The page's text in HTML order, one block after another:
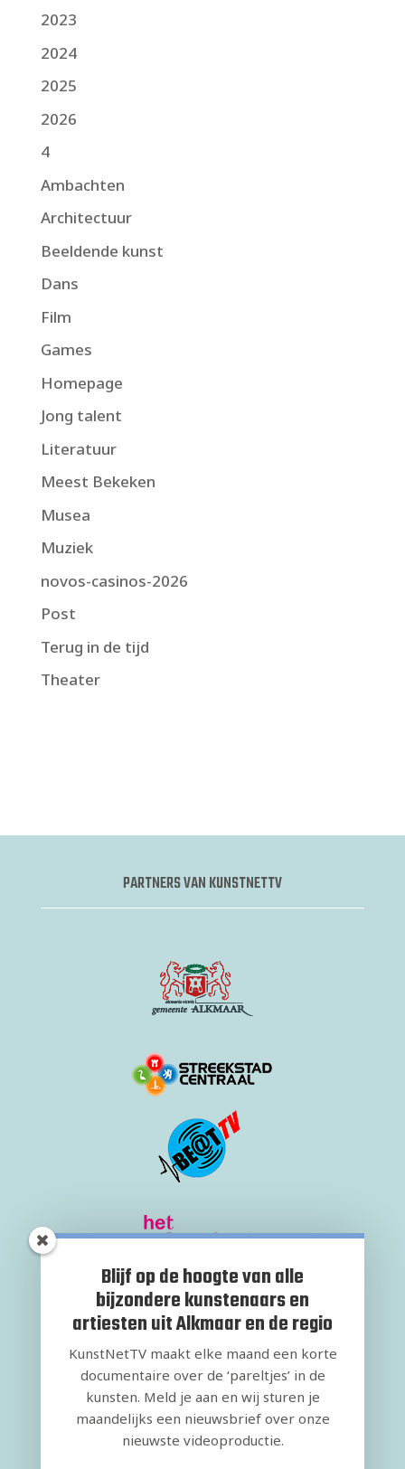
2023
2024
2025
2026
4
Ambachten
Architectuur
Beeldende kunst
Dans
Film
Games
Homepage
Jong talent
Literatuur
Meest Bekeken
Musea
Muziek
novos-casinos-2026
Post
Terug in de tijd
Theater
PARTNERS VAN KUNSTNETTV
Blijf op de hoogte van alle
bijzondere kunstenaars en
artiesten uit Alkmaar en de regio
KunstNetTV maakt elke maand een korte
documentaire over de ‘pareltjes’ in de
kunsten. Meld je aan en wij sturen je
maandelijks een nieuwsbrief over onze
nieuwste videoproductie.